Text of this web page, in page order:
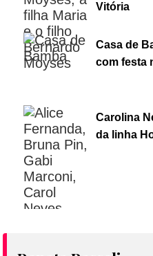
Vitória
Casa de
com festa
Carolina
da linha